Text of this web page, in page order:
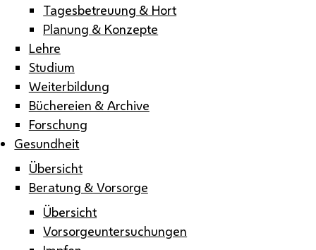
Tagesbetreuung & Hort
Planung & Konzepte
Lehre
Studium
Weiterbildung
Büchereien & Archive
Forschung
Gesundheit
Übersicht
Beratung & Vorsorge
Übersicht
Vorsorgeuntersuchungen